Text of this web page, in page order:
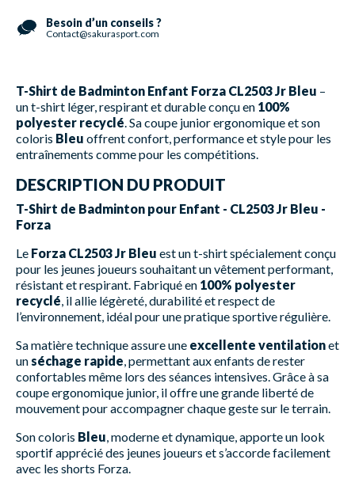
Besoin d’un conseils ?
Contact@sakurasport.com
T-Shirt de Badminton Enfant Forza CL2503 Jr Bleu –
un t-shirt léger, respirant et durable conçu en 100%
polyester recyclé . Sa coupe junior ergonomique et son
coloris Bleu offrent confort, performance et style pour les
entraînements comme pour les compétitions.
DESCRIPTION DU PRODUIT
T-Shirt de Badminton pour Enfant - CL2503 Jr Bleu -
Forza
Le Forza CL2503 Jr Bleu est un t-shirt spécialement conçu
pour les jeunes joueurs souhaitant un vêtement performant,
résistant et respirant. Fabriqué en 100% polyester
recyclé , il allie légèreté, durabilité et respect de
l’environnement, idéal pour une pratique sportive régulière.
Sa matière technique assure une excellente ventilationet
un séchage rapide , permettant aux enfants de rester
confortables même lors des séances intensives. Grâce à sa
coupe ergonomique junior, il offre une grande liberté de
mouvement pour accompagner chaque geste sur le terrain.
Son coloris Bleu , moderne et dynamique, apporte un look
sportif apprécié des jeunes joueurs et s’accorde facilement
avec les shorts Forza.